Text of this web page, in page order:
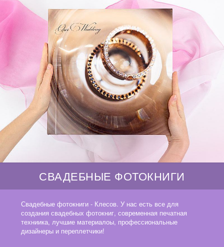
СВАДЕБНЫЕ ФОТОКНИГИ
Свадебные фотокниги - Клесов. У нас есть все для
создания свадебных фотокниг, современная печатная
техниика, лучшие материалоы, профессиональные
дизайнеры и переплетчики!